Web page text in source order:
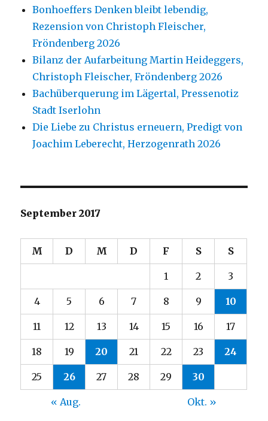
Bonhoeffers Denken bleibt lebendig,
Rezension von Christoph Fleischer,
Fröndenberg 2026
Bilanz der Aufarbeitung Martin Heideggers,
Christoph Fleischer, Fröndenberg 2026
Bachüberquerung im Lägertal, Pressenotiz
Stadt Iserlohn
Die Liebe zu Christus erneuern, Predigt von
Joachim Leberecht, Herzogenrath 2026
September 2017
M D M D F S S
1 2 3
4 5 6 7 8 9 10
11 12 13 14 15 16 17
18 19 20 21 22 23 24
25 26 27 28 29 30
« Aug. Okt. »